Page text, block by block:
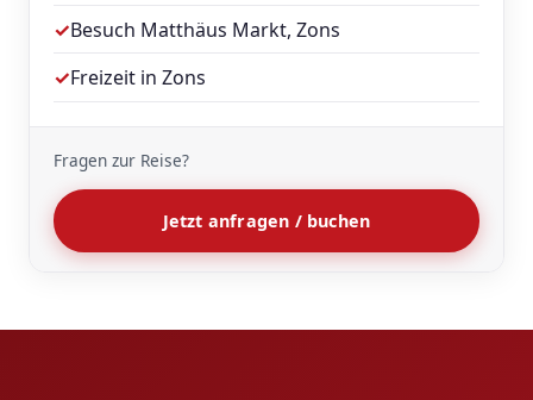
✓Besuch Matthäus Markt, Zons
✓Freizeit in Zons
Fragen zur Reise?
Jetzt anfragen / buchen